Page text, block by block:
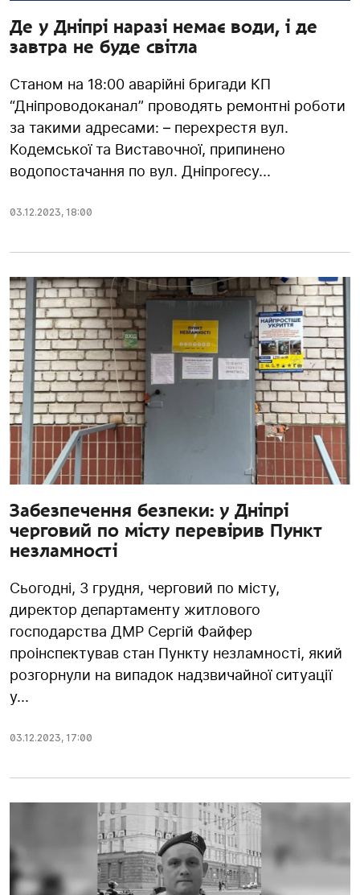
Де у Дніпрі наразі немає води, і де
завтра не буде світла
Станом на 18:00 аварійні бригади КП
“Дніпроводоканал” проводять ремонтні роботи
за такими адресами: – перехрестя вул.
Кодемської та Виставочної, припинено
водопостачання по вул. Дніпрогесу...
03.12.2023, 18:00
Забезпечення безпеки: у Дніпрі
черговий по місту перевірив Пункт
незламності
Сьогодні, 3 грудня, черговий по місту,
директор департаменту житлового
господарства ДМР Сергій Файфер
проінспектував стан Пункту незламності, який
розгорнули на випадок надзвичайної ситуації
у...
03.12.2023, 17:00